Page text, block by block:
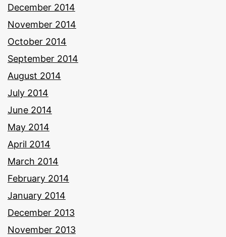
December 2014
November 2014
October 2014
September 2014
August 2014
July 2014
June 2014
May 2014
April 2014
March 2014
February 2014
January 2014
December 2013
November 2013